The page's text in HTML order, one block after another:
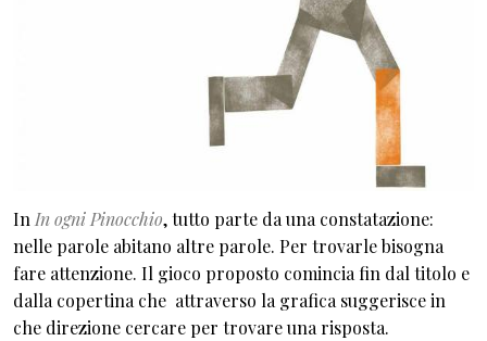
In In ogni Pinocchio, tutto parte da una constatazione:
nelle parole abitano altre parole. Per trovarle bisogna
fare attenzione. Il gioco proposto comincia fin dal titolo e
dalla copertina che attraverso la grafica suggerisce in
che direzione cercare per trovare una risposta.